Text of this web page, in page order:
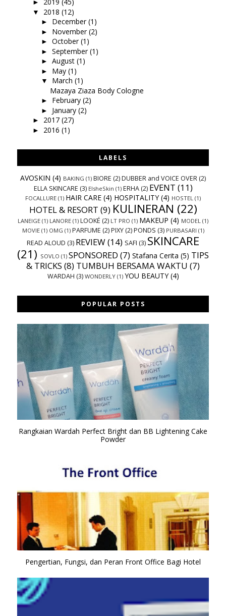
►
▼ 2018 (12)
► December(1)
► November(2)
► October(1)
► September(1)
► August (1)
► May (1)
▼ March (1)
Mazaya Ziaza Body Cologne
► February (2)
► January (2)
► 2017 (27)
► 2016 (1)
LABELS
AVOSKIN (4) BAKING (1) BIORE (2)DUBBER and VOICE OVER (2)
ELLA SKINCARE (3) ElsheSkin (1) ERHA (2) EVENT (11)
FOCALLURE (1) HAIR CARE (4) HOSPITALITY (4) HOSTEL (1)
HOTEL & RESORT (9) KULINERAN (22)
LANEIGE (1) LANORE (1) LOOKÉ (2) LT PRO (1) MAKEUP (4) MODEL (1)
MOVIE (1) OMG (1) PARFUME (2) PIXY (2) PONDS (3) PURBASARI (1)
READ ALOUD (3) REVIEW(14) SAFI (3) SKINCARE
(21) SOVLO (1) SPONSORED (7) Stafana Cerita (5) TIPS
& TRICKS (8) TUMBUH BERSAMA WAKTU (7)
WARDAH (3) WONDERLY (1) YOU BEAUTY (4)
POPULAR POSTS
Rangkaian Wardah Perfect Bright dan BB Lightening Cake
Powder
Pengertian, Fungsi, dan Peran Front Office Bagi Hotel